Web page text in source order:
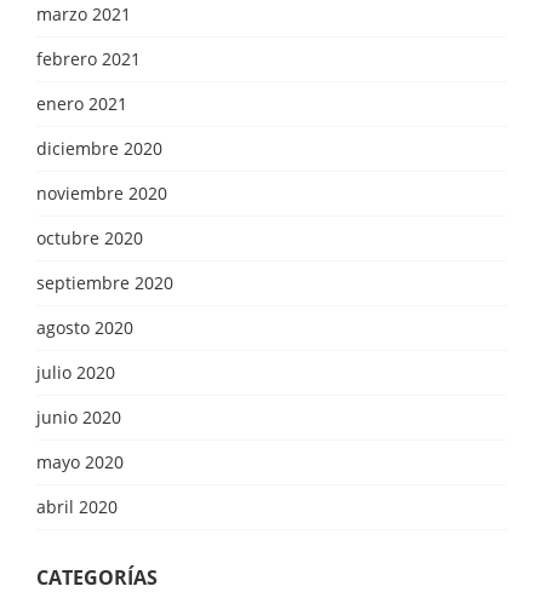
marzo 2021
febrero 2021
enero 2021
diciembre 2020
noviembre 2020
octubre 2020
septiembre 2020
agosto 2020
julio 2020
junio 2020
mayo 2020
abril 2020
CATEGORÍAS